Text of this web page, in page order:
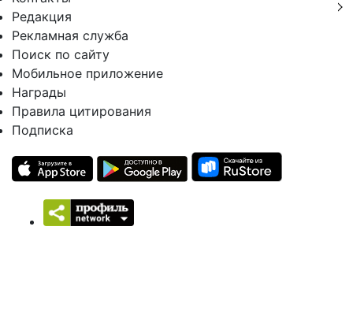
Редакция
Рекламная служба
Поиск по сайту
Мобильное приложение
Награды
Правила цитирования
Подписка